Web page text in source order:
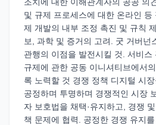
및 규제 프로세스에 대한 온라인 등
제 개발의 내부 조정 촉진 및 규칙
보, 과학 및 증거의 고려. 굿 거버넌
관행의 이점을 발전시킬 것. 서비스
규제에 관한 공동 이니셔티브에서
록 노력할 것 경쟁 정책 디지털 시
공정하며 투명하며 경쟁적인 시장
자 보호법을 채택·유지하고, 경쟁
책 문제에 협력. 공정한 경쟁 유지